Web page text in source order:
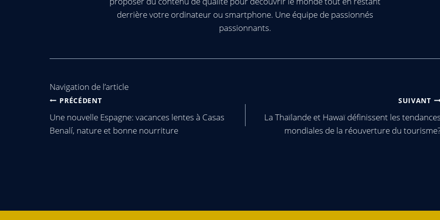
derrière votre ordinateur ou smartphone. Une équipe de passionnés
passionnants.
Navigation de l’article
PRÉCÉDENT
Une nouvelle Espagne: vacances lentes à Casas
Benalí, nature et bonne nourriture
SUIVANT
La Thaïlande et Hawaï définissent les
mondiales de la réouverture du